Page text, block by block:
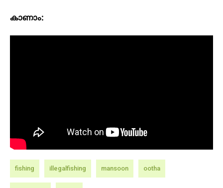
കാണാം:
fishing illegalfishing mansoon ootha